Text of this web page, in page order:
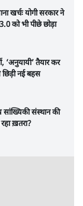
खर्चः योगी सरकार ने
3.0 को भी पीछे छोड़ा
‘अनुयायी’ तैयार कर
छिड़ी नई बहस
सांख्यिकी संस्थान की
ख़तरा?